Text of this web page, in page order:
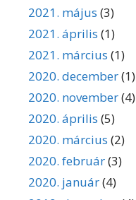
2021. május (3)
2021. április (1)
2021. március (1)
2020. december(1)
2020. november(4)
2020. április (5)
2020. március (2)
2020. február(3)
2020. január(4)